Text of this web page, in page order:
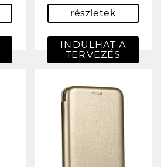
részletek
INDULHAT A
TERVEZÉS